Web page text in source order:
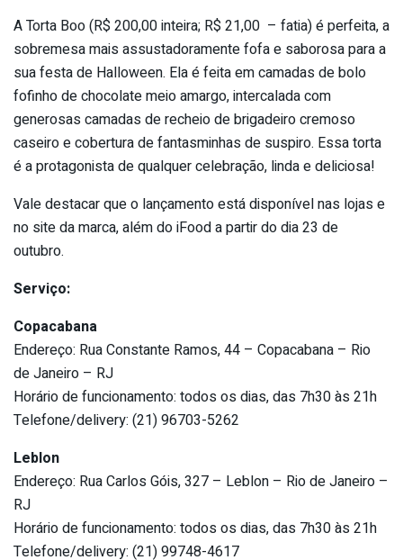
A Torta Boo (R$ 200,00 inteira; R$ 21,00 – fatia) é perfeita, a
sobremesa mais assustadoramente fofa e saborosa para a
sua festa de Halloween. Ela é feita em camadas de bolo
fofinho de chocolate meio amargo, intercalada com
generosas camadas de recheio de brigadeiro cremoso
caseiro e cobertura de fantasminhas de suspiro. Essa torta
é a protagonista de qualquer celebração, linda e deliciosa!
Vale destacar que o lançamento está disponível nas lojas e
no site da marca, além do iFood a partir do dia 23 de
outubro.
Serviço:
Copacabana
Endereço: Rua Constante Ramos, 44 – Copacabana – Rio
de Janeiro – RJ
Horário de funcionamento: todos os dias, das 7h30 às 21h
Telefone/delivery: (21) 96703-5262
Leblon
Endereço: Rua Carlos Góis, 327 – Leblon – Rio de Janeiro –
RJ
Horário de funcionamento: todos os dias, das 7h30 às 21h
Telefone/delivery: (21) 99748-4617